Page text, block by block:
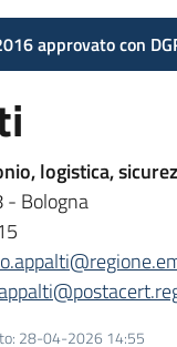
approvato con
logistica,
- Bologna
: 28-04-2026 14:55